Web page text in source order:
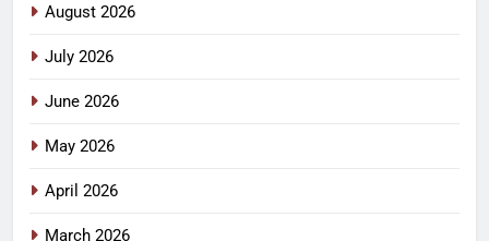
August 2026
July 2026
June 2026
May 2026
April 2026
March 2026